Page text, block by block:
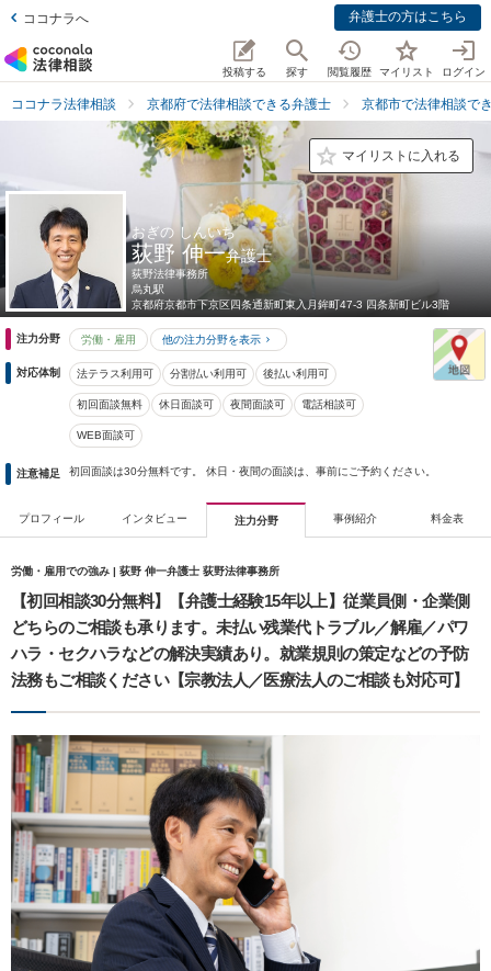
ココナラへ 弁護士の方はこちら
投稿する 探す 閲覧履歴 マイリスト ログイン
ココナラ法律相談 京都府で法律相談できる弁護士 京都市で法律相談で
マイリストに入れる
おぎの しんいち
荻野 伸一弁護士
荻野法律事務所
烏丸駅
京都府京都市下京区四条通新町東入月鉾町47-3 四条新町ビル3階
注力分野 労働・雇用 他の注力分野を表示
対応体制 法テラス利用可 分割払い利用可 後払い利用可
初回面談無料 休日面談可 夜間面談可 電話相談可
WEB面談可
注意補足 初回面談は30分無料です。 休日・夜間の面談は、事前にご予約ください。
プロフィール インタビュー 注力分野 事例紹介 料金表
労働・雇用での強み | 荻野 伸一弁護士 荻野法律事務所
【初回相談30分無料】【弁護士経験15年以上】従業員側・企業側
どちらのご相談も承ります。未払い残業代トラブル／解雇／パワ
ハラ・セクハラなどの解決実績あり。就業規則の策定などの予防
法務もご相談ください【宗教法人／医療法人のご相談も対応可】